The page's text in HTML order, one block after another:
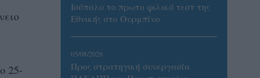
25-
Ισόπαλο το πρωτο φιλικό τεστ της
Εθνικής στο Ουρμπίνο
05/08/2026
Προς στρατηγική συνεργασία